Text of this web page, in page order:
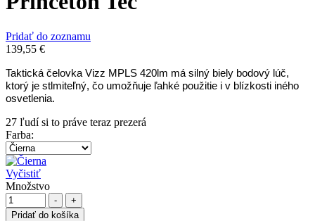
Pridať do zoznamu
139,55 €
Taktická čelovka Vizz MPLS 420lm má silný biely bodový lúč,
ktorý je stlmiteľný, čo umožňuje ľahké použitie i v blízkosti iného
osvetlenia.
27 ľudí si to práve teraz prezerá
Farba:
Vyčistiť
Množstvo
-
+
Pridať do košíka